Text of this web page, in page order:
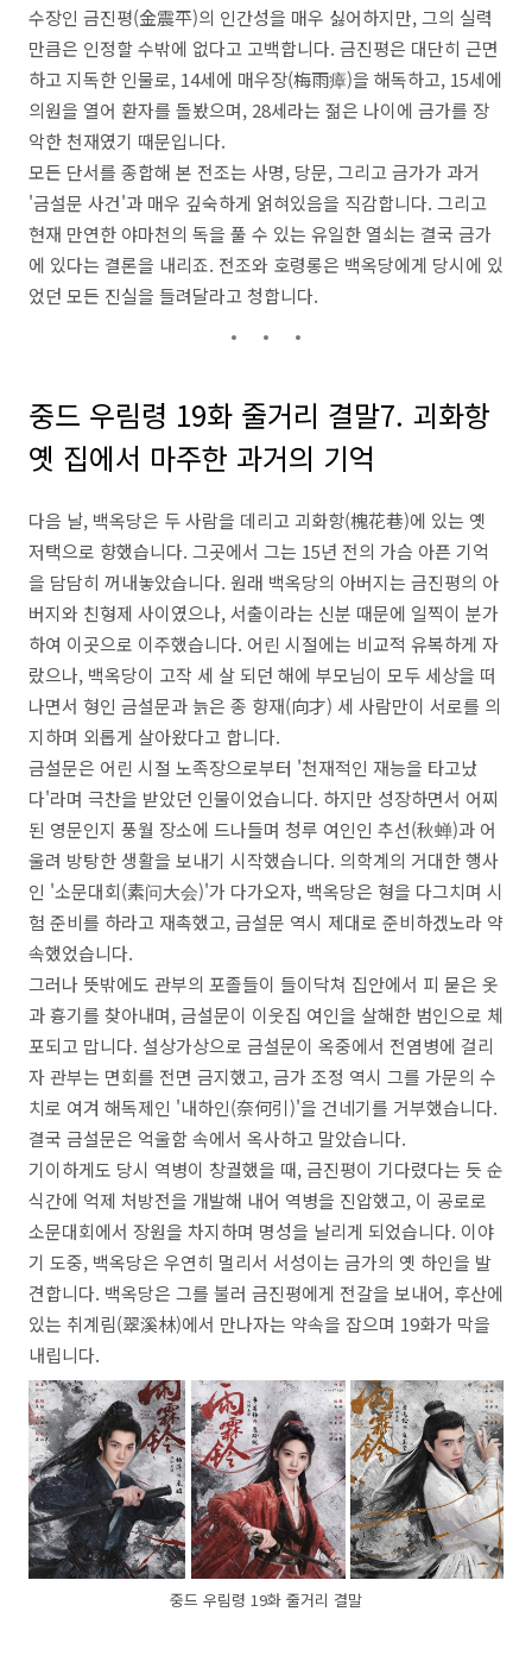
수장인 금진평(金震平)의 인간성을 매우 싫어하지만, 그의 실력
만큼은 인정할 수밖에 없다고 고백합니다. 금진평은 대단히 근면
하고 지독한 인물로, 14세에 매우장(梅雨瘴)을 해독하고, 15세에
의원을 열어 환자를 돌봤으며, 28세라는 젊은 나이에 금가를 장
악한 천재였기 때문입니다.
모든 단서를 종합해 본 전조는 사명, 당문, 그리고 금가가 과거
'금설문 사건'과 매우 깊숙하게 얽혀있음을 직감합니다. 그리고
현재 만연한 야마천의 독을 풀 수 있는 유일한 열쇠는 결국 금가
에 있다는 결론을 내리죠. 전조와 호령롱은 백옥당에게 당시에 있
었던 모든 진실을 들려달라고 청합니다.
중드 우림령 19화 줄거리 결말7. 괴화항
옛 집에서 마주한 과거의 기억
다음 날, 백옥당은 두 사람을 데리고 괴화항(槐花巷)에 있는 옛
저택으로 향했습니다. 그곳에서 그는 15년 전의 가슴 아픈 기억
을 담담히 꺼내놓았습니다. 원래 백옥당의 아버지는 금진평의 아
버지와 친형제 사이였으나, 서출이라는 신분 때문에 일찍이 분가
하여 이곳으로 이주했습니다. 어린 시절에는 비교적 유복하게 자
랐으나, 백옥당이 고작 세 살 되던 해에 부모님이 모두 세상을 떠
나면서 형인 금설문과 늙은 종 향재(向才) 세 사람만이 서로를 의
지하며 외롭게 살아왔다고 합니다.
금설문은 어린 시절 노족장으로부터 '천재적인 재능을 타고났
다'라며 극찬을 받았던 인물이었습니다. 하지만 성장하면서 어찌
된 영문인지 풍월 장소에 드나들며 청루 여인인 추선(秋蝉)과 어
울려 방탕한 생활을 보내기 시작했습니다. 의학계의 거대한 행사
인 '소문대회(素问大会)'가 다가오자, 백옥당은 형을 다그치며 시
험 준비를 하라고 재촉했고, 금설문 역시 제대로 준비하겠노라 약
속했었습니다.
그러나 뜻밖에도 관부의 포졸들이 들이닥쳐 집안에서 피 묻은 옷
과 흉기를 찾아내며, 금설문이 이웃집 여인을 살해한 범인으로 체
포되고 맙니다. 설상가상으로 금설문이 옥중에서 전염병에 걸리
자 관부는 면회를 전면 금지했고, 금가 조정 역시 그를 가문의 수
치로 여겨 해독제인 '내하인(奈何引)'을 건네기를 거부했습니다.
결국 금설문은 억울함 속에서 옥사하고 말았습니다.
기이하게도 당시 역병이 창궐했을 때, 금진평이 기다렸다는 듯 순
식간에 억제 처방전을 개발해 내어 역병을 진압했고, 이 공로로
소문대회에서 장원을 차지하며 명성을 날리게 되었습니다. 이야
기 도중, 백옥당은 우연히 멀리서 서성이는 금가의 옛 하인을 발
견합니다. 백옥당은 그를 불러 금진평에게 전갈을 보내어, 후산에
있는 취계림(翠溪林)에서 만나자는 약속을 잡으며 19화가 막을
내립니다.
중드 우림령 19화 줄거리 결말